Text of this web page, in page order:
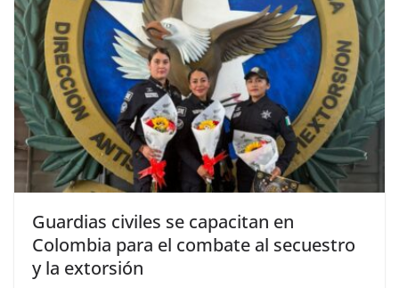
Guardias civiles se capacitan en
Colombia para el combate al secuestro
y la extorsión